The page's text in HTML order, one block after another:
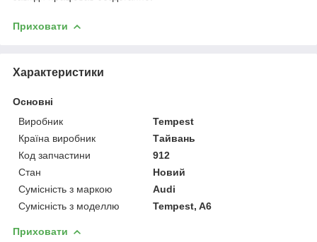
Приховати
Характеристики
Основні
Виробник
Tempest
Країна виробник
Тайвань
Код запчастини
912
Стан
Новий
Сумісність з маркою
Audi
Сумісність з моделлю
Tempest, A6
Приховати